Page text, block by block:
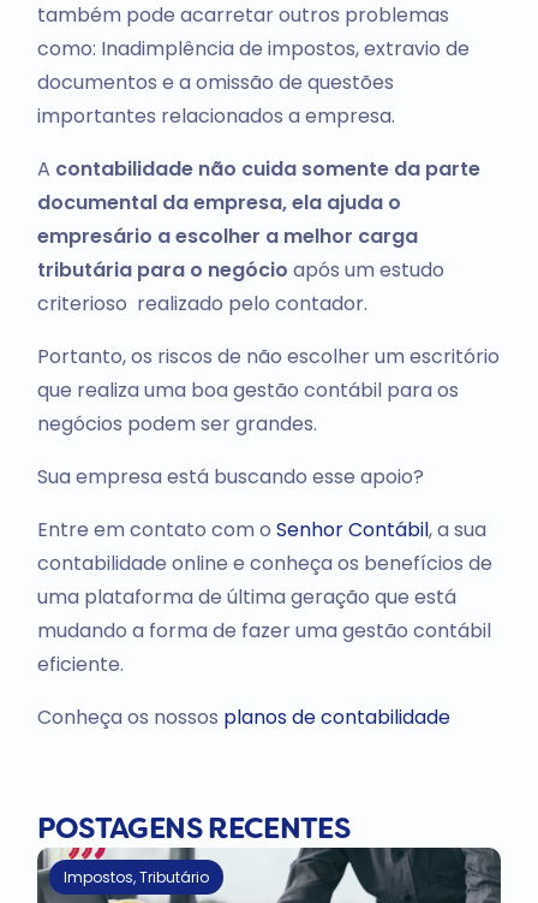
também pode acarretar outros problemas
como: Inadimplência de impostos, extravio de
documentos e a omissão de questões
importantes relacionados a empresa.
A contabilidade não cuida somente da parte
documental da empresa, ela ajuda o
empresário a escolher a melhor carga
tributária para o negócio após um estudo
criterioso realizado pelo contador.
Portanto, os riscos de não escolher um escritório
que realiza uma boa gestão contábil para os
negócios podem ser grandes.
Sua empresa está buscando esse apoio?
Entre em contato com o Senhor Contábil, a sua
contabilidade online e conheça os benefícios de
uma plataforma de última geração que está
mudando a forma de fazer uma gestão contábil
eficiente.
Conheça os nossos planos de contabilidade
POSTAGENS RECENTES
Impostos,Tributário